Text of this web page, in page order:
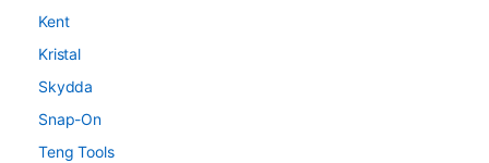
Kent
Kristal
Skydda
Snap-On
Teng Tools